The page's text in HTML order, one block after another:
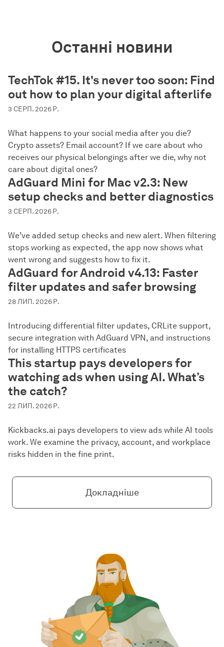
Останні новини
TechTok #15. It's never too soon: Find
out how to plan your digital afterlife
3 СЕРП. 2026 Р.
What happens to your social media after you die?
Crypto assets? Email account? If we care about who
receives our physical belongings after we die, why not
care about digital ones?
AdGuard Mini for Mac v2.3: New
setup checks and better diagnostics
3 СЕРП. 2026 Р.
We’ve added setup checks and new alert. When filtering
stops working as expected, the app now shows what
went wrong and suggests how to fix it.
AdGuard for Android v4.13: Faster
filter updates and safer browsing
28 ЛИП. 2026 Р.
Introducing differential filter updates, CRLite support,
secure integration with AdGuard VPN, and instructions
for installing HTTPS certificates
This startup pays developers for
watching ads when using AI. What’s
the catch?
22 ЛИП. 2026 Р.
Kickbacks.ai pays developers to view ads while AI tools
work. We examine the privacy, account, and workplace
risks hidden in the fine print.
Докладніше